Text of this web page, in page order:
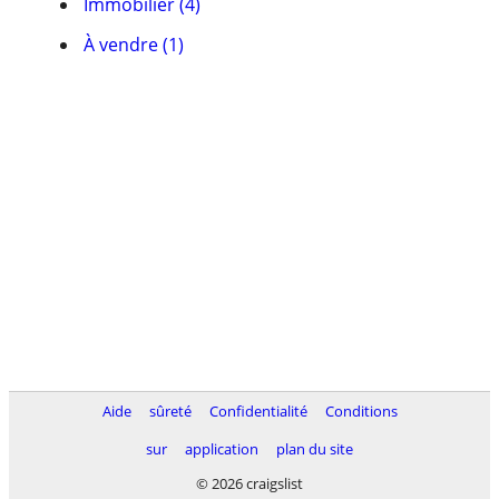
À vendre (1)
Aide sûreté Confidentialité
Conditions
sur
application
plan du site
© 2026 craigslist